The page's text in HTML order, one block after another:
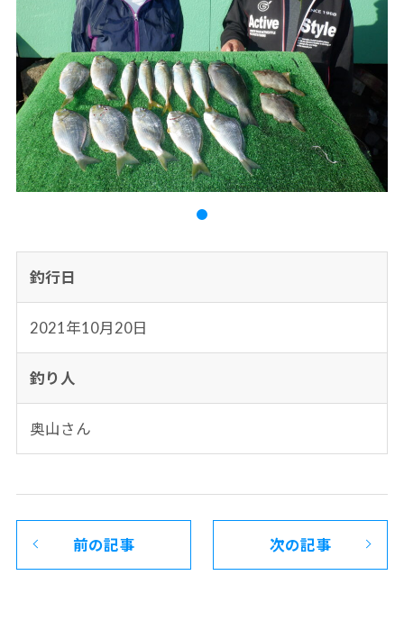
釣行日
2021年10月20日
釣り人
奥山さん
前の記事 次の記事